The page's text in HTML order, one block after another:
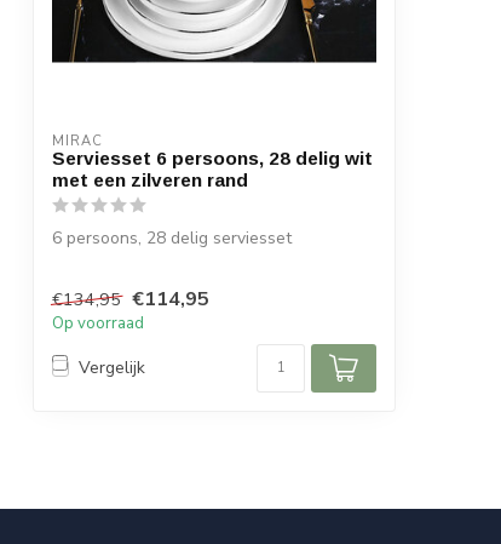
MIRAC
Serviesset 6 persoons, 28 delig wit
met een zilveren rand
6 persoons, 28 delig serviesset
Kleur: Wit met een zilveren rand...
€134,95 €114,95
Op voorraad
Vergelijk